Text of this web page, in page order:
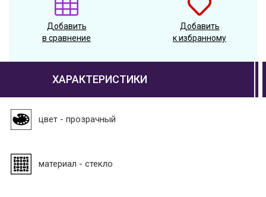
Добавить
в сравнение
Добавить
к избранному
ХАРАКТЕРИСТИКИ
цвет - прозрачный
материал - стекло